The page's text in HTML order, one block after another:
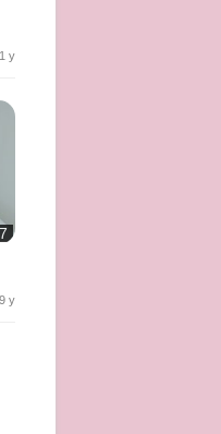
y
y